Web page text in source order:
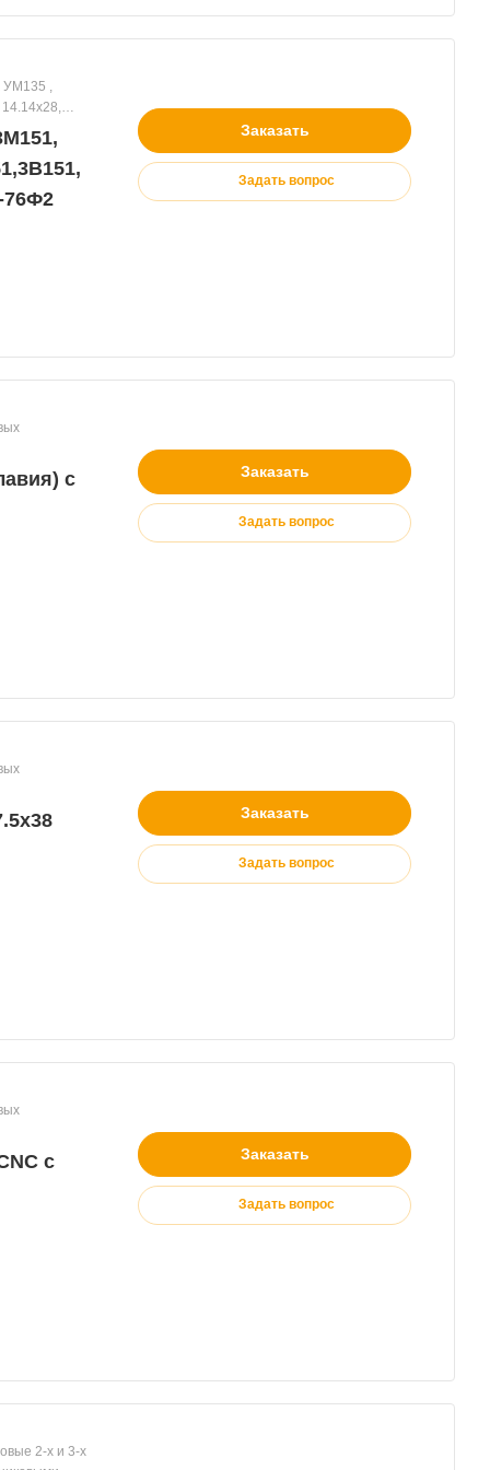
Заказать
Задать вопрос
с
Заказать
Задать вопрос
Заказать
Задать вопрос
с
Заказать
Задать вопрос
2-х и 3-х